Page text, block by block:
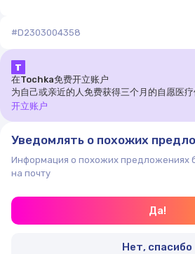
#D2303004358
Т
在Tochka免费开立账户
为自己或亲近的人免费获得三个月的自愿医疗
开立账户
Уведомлять о похожих
Информация о похожих предложениях
на почту
Да!
Нет, спасибо